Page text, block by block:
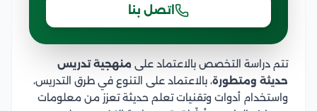
اتصل بنا
تتم دراسة التخصص بالاعتماد على منهجية تدريس
حديثة ومتطورة، بالاعتماد على التنوع في طرق التدريس،
واستخدام أدوات وتقنيات تعلم حديثة تعزز من معلومات